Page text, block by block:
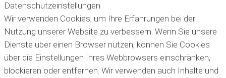
Datenschutzeinstellungen
Wir verwenden Cookies, um Ihre Erfahrungen bei der
Nutzung unserer Website zu verbessern. Wenn Sie unsere
Dienste über einen Browser nutzen, können Sie Cookies
über die Einstellungen Ihres Webbrowsers einschränken,
blockieren oder entfernen. Wir verwenden auch Inhalte und